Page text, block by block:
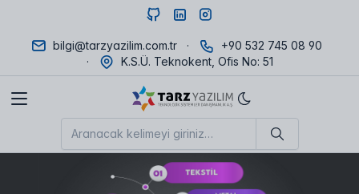
bilgi@tarzyazilim.com.tr
+90 532 745 08 90
K.S.Ü. Teknokent, Ofis No: 51